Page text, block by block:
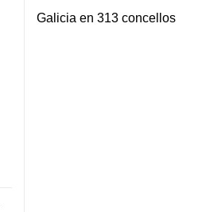
Galicia en 313 concellos